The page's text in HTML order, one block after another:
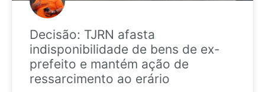
Decisão: TJRN afasta
indisponibilidade de bens de ex-
prefeito e mantém ação de
ressarcimento ao erário